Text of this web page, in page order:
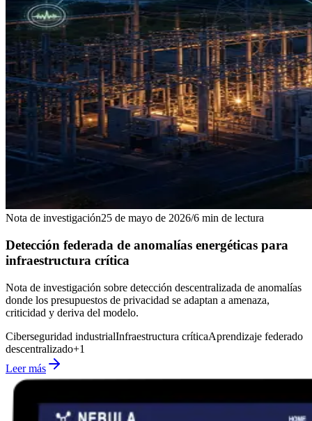
Nota de investigación25 de mayo de 2026/6 min de lectura
Detección federada de anomalías energéticas para
infraestructura crítica
Nota de investigación sobre detección descentralizada de anomalías
donde los presupuestos de privacidad se adaptan a amenaza,
criticidad y deriva del modelo.
Ciberseguridad industrialInfraestructura críticaAprendizaje federado
descentralizado+1
Leer más